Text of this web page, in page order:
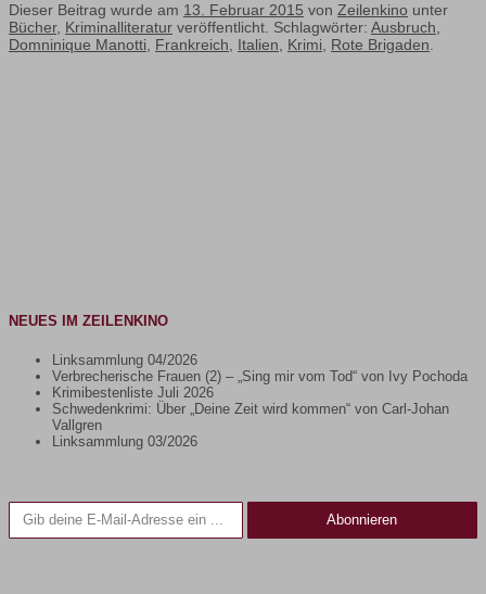
Dieser Beitrag wurde am 13. Februar 2015 von Zeilenkino unter
Bücher, Kriminalliteratur veröffentlicht. Schlagwörter: Ausbruch
Domninique Manotti
Frankreich Italien Krimi Rote Brigaden
NEUES IM ZEILENKINO
Linksammlung 04/2026
Verbrecherische Frauen (2) – „Sing mir vom Tod“ von Ivy Pochoda
Krimibestenliste Juli 2026
Schwedenkrimi: Über „Deine Zeit wird kommen“ von Carl-Johan
Vallgren
Linksammlung 03/2026
Gib deine E-Mail-Adresse ein ...
Abonnieren